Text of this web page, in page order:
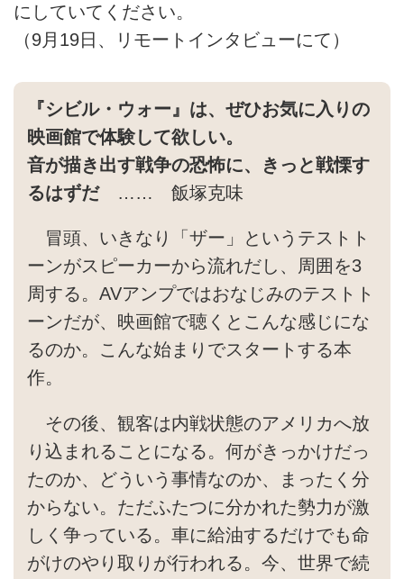
にしていてください。
（9月19日、リモートインタビューにて）
『シビル・ウォー』は、ぜひお気に入りの
映画館で体験して欲しい。
音が描き出す戦争の恐怖に、きっと戦慄す
るはずだ…… 飯塚克味
冒頭、いきなり「ザー」というテストト
ーンがスピーカーから流れだし、周囲を3
周する。AVアンプではおなじみのテストト
ーンだが、映画館で聴くとこんな感じにな
るのか。こんな始まりでスタートする本
作。
その後、観客は内戦状態のアメリカへ放
り込まれることになる。何がきっかけだっ
たのか、どういう事情なのか、まったく分
からない。ただふたつに分かれた勢力が激
しく争っている。車に給油するだけでも命
がけのやり取りが行われる。今、世界で続